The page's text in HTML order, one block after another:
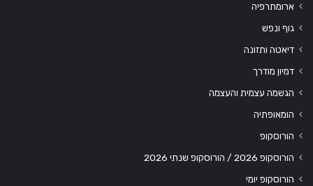
ארומתרפיה
גוף ונפש
דיאטה ותזונה
דמיון מודרך
הגשמה עצמית והעצמה
הומאופתיה
הורוסקופ
הורוסקופ 2026 / הורוסקופ שנתי 2026
הורוסקופ יומי